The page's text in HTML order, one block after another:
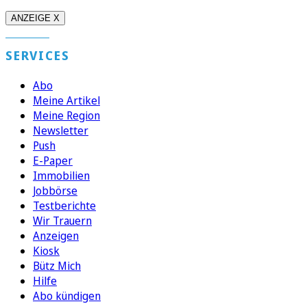
ANZEIGE X
SERVICES
Abo
Meine Artikel
Meine Region
Newsletter
Push
E-Paper
Immobilien
Jobbörse
Testberichte
Wir Trauern
Anzeigen
Kiosk
Bütz Mich
Hilfe
Abo kündigen